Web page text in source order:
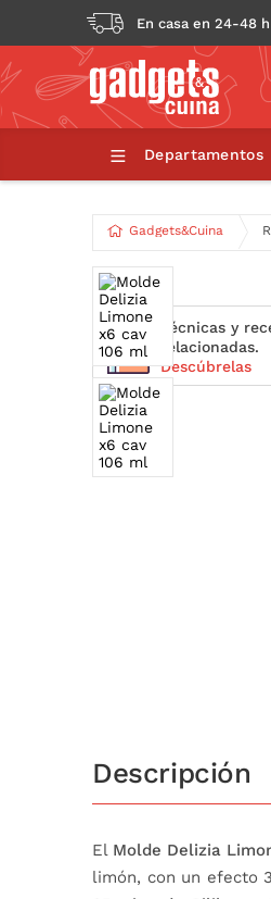
En casa en 24-48 h
Departamentos
Gadgets&Cuina
Técnicas y
relacionadas.
Descúbrelas
Descripción
El Molde Delizia
limón, con un efecto